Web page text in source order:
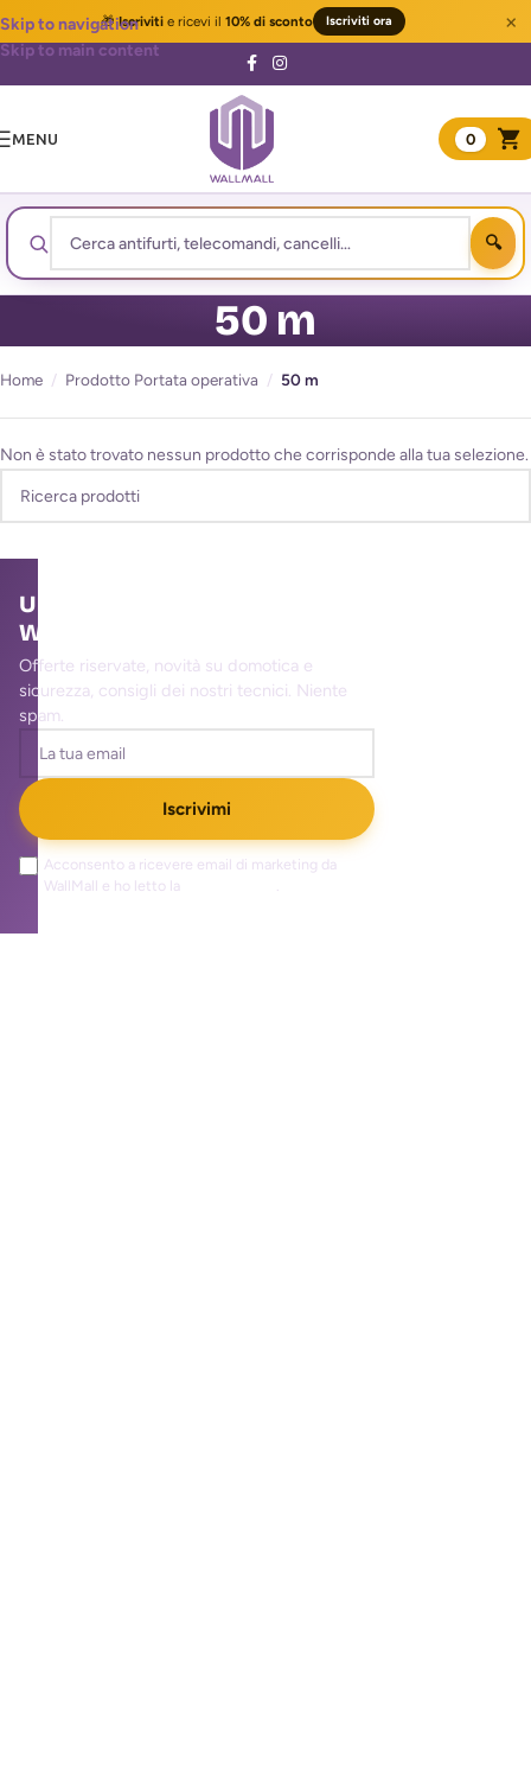
🎁Iscrivitie ricevi il 10% di sconto Iscriviti ora ×
Skip to navigation
Skip to main content
MENU 0
50 m
Home / Prodotto Portata operativa / 50 m
Non è stato trovato nessun prodotto che corrisponde alla tua selezione.
Unisciti alla community
WallMall
Offerte riservate, novità su domotica e
sicurezza, consigli dei nostri tecnici. Niente
spam.
Iscrivimi
Acconsento a ricevere email di marketing da
WallMall e ho letto la
.